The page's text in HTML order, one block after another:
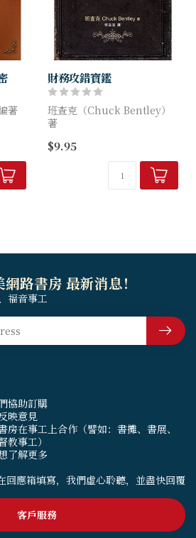
著
的
財務攻錯寶鑑
班查克（Chuck Bentley）
著
神的話講述一個又一個有關金
錢與資源的故事，教導我們要
避免哪些事情。我們可以留心
這些警誡，從前車之鑑汲取智
$9.95
協助訂購
映意見
房在事工上合作（譬如：書攤、書展、
事工）
了解更多
回應箱填寫，我們虛心聆聽，並盡快回覆
客戶服務
路書房 最新消息！
福音事工